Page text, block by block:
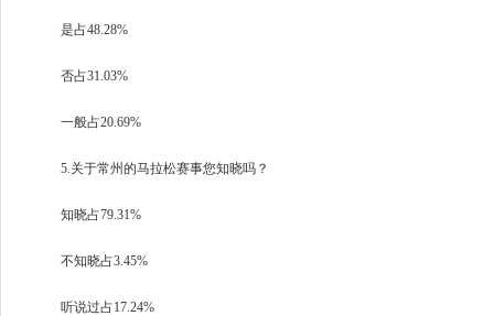
是占48.28%
否占31.03%
一般占20.69%
5.关于常州的马拉松赛事您知晓吗？
知晓占79.31%
不知晓占3.45%
听说过占17.24%